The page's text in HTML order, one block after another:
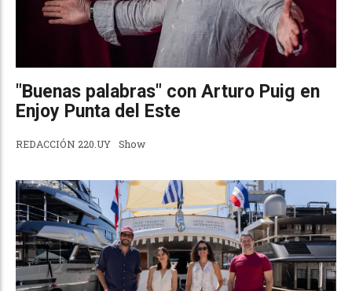
"Buenas palabras" con Arturo Puig en
Enjoy Punta del Este
REDACCIÓN 220.UY Show